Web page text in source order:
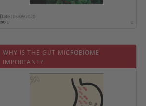
Date :05/05/2020
0
0
WHY IS THE GUT MICROBIOME
IMPORTANT?